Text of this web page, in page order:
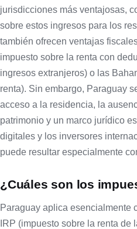
jurisdicciones más ventajosas,
sobre estos ingresos para los
también ofrecen ventajas
impuesto sobre la renta con
ingresos extranjeros) o las
renta). Sin embargo, Paraguay
acceso a la residencia, la
patrimonio y un marco jurídico
digitales y los inversores
puede resultar especialmente
¿Cuáles son los
Paraguay aplica esencialmente
IRP (impuesto sobre la renta